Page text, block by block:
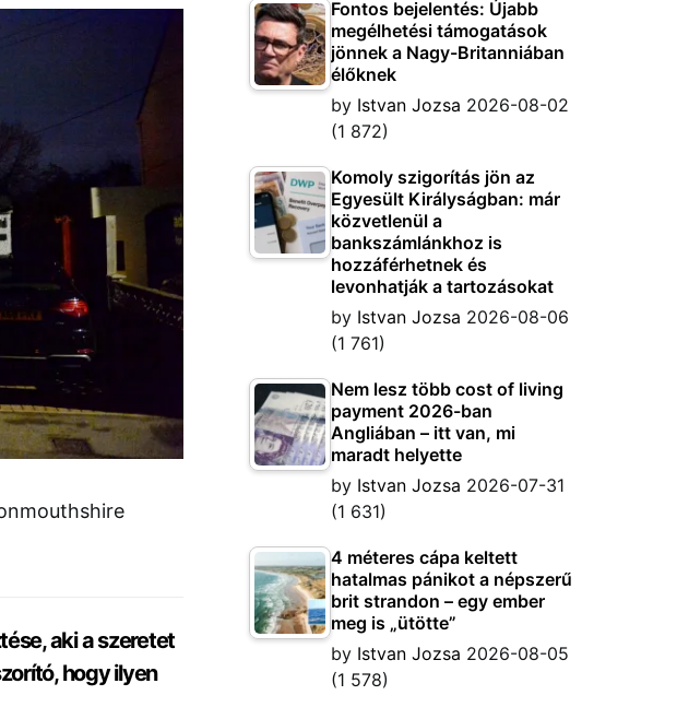
aki a szeretet
hogy ilyen
Fontos bejelentés: Újabb
megélhetési támogatások
jönnek a Nagy-Britanniában
élőknek
by Istvan Jozsa 2026-08-02
(1 872)
Komoly szigorítás jön az
Egyesült Királyságban: már
közvetlenül a
bankszámlánkhoz is
hozzáférhetnek és
levonhatják a tartozásokat
by Istvan Jozsa 2026-08-06
(1 761)
Nem lesz több cost of living
payment 2026-ban
Angliában – itt van, mi
maradt helyette
by Istvan Jozsa 2026-07-31
(1 631)
4 méteres cápa keltett
hatalmas pánikot a népszerű
brit strandon – egy ember
meg is „ütötte”
by Istvan Jozsa 2026-08-05
(1 578)